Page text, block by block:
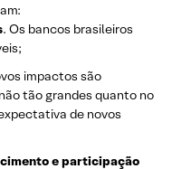
. Os bancos brasileiros
impactos são
tão grandes quanto no
de novos
e participação